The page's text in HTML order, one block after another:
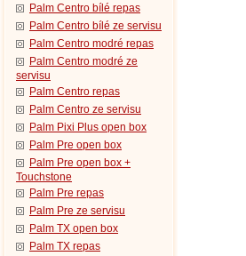
Palm Centro bílé repas
Palm Centro bílé ze servisu
Palm Centro modré repas
Palm Centro modré ze
servisu
Palm Centro repas
Palm Centro ze servisu
Palm Pixi Plus open box
Palm Pre open box
Palm Pre open box +
Touchstone
Palm Pre repas
Palm Pre ze servisu
Palm TX open box
Palm TX repas